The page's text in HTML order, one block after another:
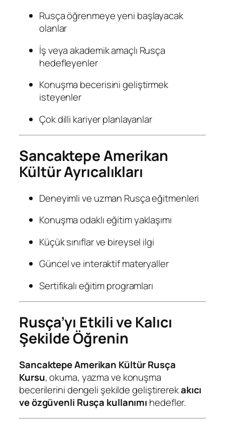
Rusça öğrenmeye yeni başlayacak
olanlar
İş veya akademik amaçlı Rusça
hedefleyenler
Konuşma becerisini geliştirmek
isteyenler
Çok dilli kariyer planlayanlar
Sancaktepe Amerikan
Kültür Ayrıcalıkları
Deneyimli ve uzman Rusça eğitmenleri
Konuşma odaklı eğitim yaklaşımı
Küçük sınıflar ve bireysel ilgi
Güncel ve interaktif materyaller
Sertifikalı eğitim programları
Rusça’yı Etkili ve Kalıcı
Şekilde Öğrenin
Sancaktepe Amerikan Kültür Rusça
Kursu, okuma, yazma ve konuşma
becerilerini dengeli şekilde geliştirerekakıcı
ve özgüvenli Rusça kullanımı hedefler.